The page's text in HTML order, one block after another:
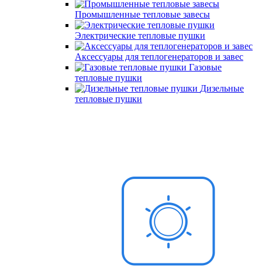
Промышленные тепловые завесы
Электрические тепловые пушки
Аксессуары для теплогенераторов и завес
Газовые
тепловые пушки
Дизельные
тепловые пушки